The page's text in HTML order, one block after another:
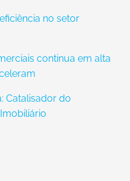
no setor
continua em alta
Catalisador do